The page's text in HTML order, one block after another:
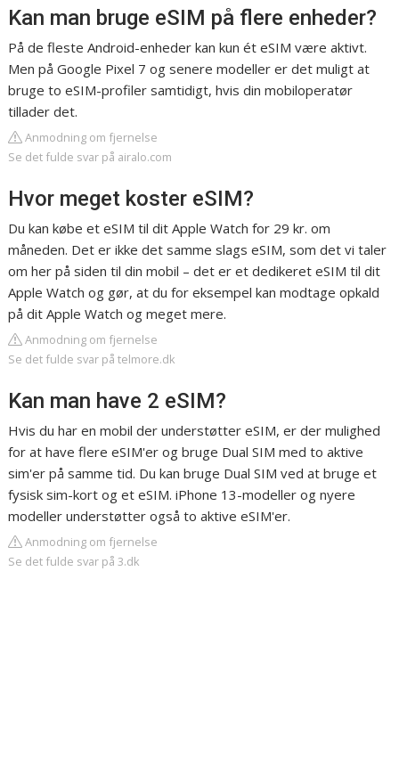
Kan man bruge eSIM på flere enheder?
På de fleste Android-enheder kan kun ét eSIM være aktivt.
Men på Google Pixel 7 og senere modeller er det muligt at
bruge to eSIM-profiler samtidigt, hvis din mobiloperatør
tillader det.
Anmodning om fjernelse
Se det fulde svar på airalo.com
Hvor meget koster eSIM?
Du kan købe et eSIM til dit Apple Watch for 29 kr. om
måneden. Det er ikke det samme slags eSIM, som det vi taler
om her på siden til din mobil – det er et dedikeret eSIM til dit
Apple Watch og gør, at du for eksempel kan modtage opkald
på dit Apple Watch og meget mere.
Anmodning om fjernelse
Se det fulde svar på telmore.dk
Kan man have 2 eSIM?
Hvis du har en mobil der understøtter eSIM, er der mulighed
for at have flere eSIM'er og bruge Dual SIM med to aktive
sim'er på samme tid. Du kan bruge Dual SIM ved at bruge et
fysisk sim-kort og et eSIM. iPhone 13-modeller og nyere
modeller understøtter også to aktive eSIM'er.
Anmodning om fjernelse
Se det fulde svar på 3.dk